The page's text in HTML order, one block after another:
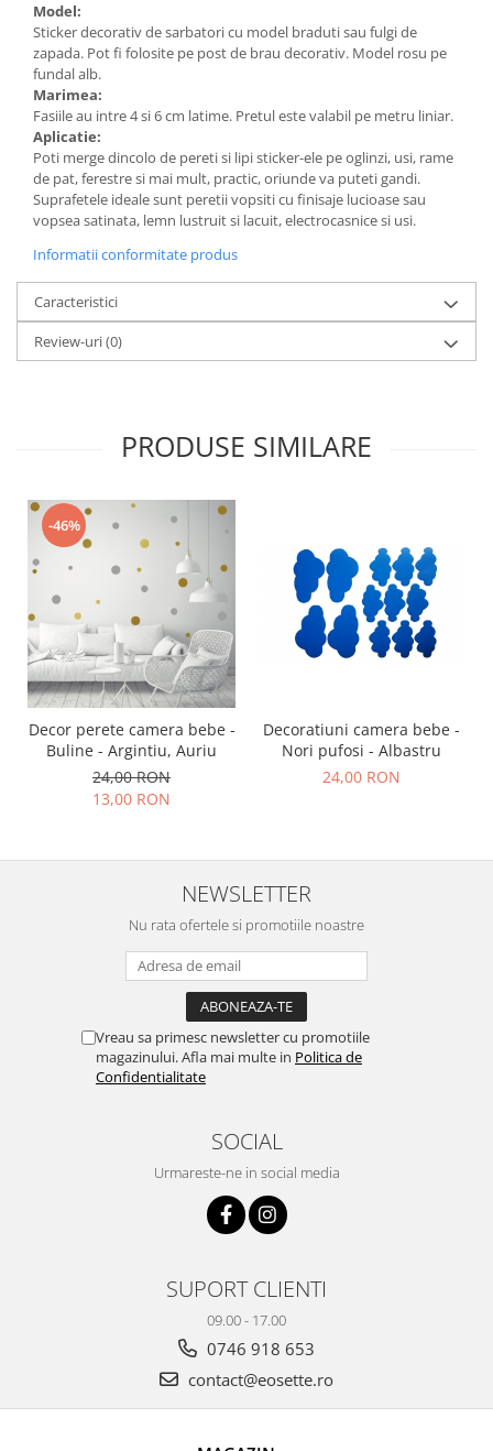
Model:
Sticker decorativ de sarbatori cu model braduti sau fulgi de
zapada. Pot fi folosite pe post de brau decorativ. Model rosu pe
fundal alb.
Marimea:
Fasiile au intre 4 si 6 cm latime. Pretul este valabil pe metru liniar.
Aplicatie:
Poti merge dincolo de pereti si lipi sticker-ele pe oglinzi, usi, rame
de pat, ferestre si mai mult, practic, oriunde va puteti gandi.
Suprafetele ideale sunt peretii vopsiti cu finisaje lucioase sau
vopsea satinata, lemn lustruit si lacuit, electrocasnice si usi.
Informatii conformitate produs
Caracteristici
Review-uri(0)
PRODUSE SIMILARE
-46%
Decor perete camera bebe -
Buline - Argintiu, Auriu
24,00 RON
13,00 RON
Decoratiuni camera bebe -
Nori pufosi - Albastru
24,00 RON
NEWSLETTER
Nu rata ofertele si promotiile noastre
Vreau sa primesc newsletter cu promotiile
magazinului. Afla mai multe in Politica de
Confidentialitate
SOCIAL
Urmareste-ne in social media
SUPORT CLIENTI
09.00 - 17.00
0746 918 653
contact@eosette.ro